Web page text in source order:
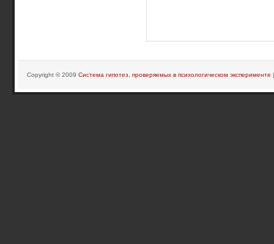
Copyright © 2009 Система гипотез, проверяемых в психологическом эксперименте